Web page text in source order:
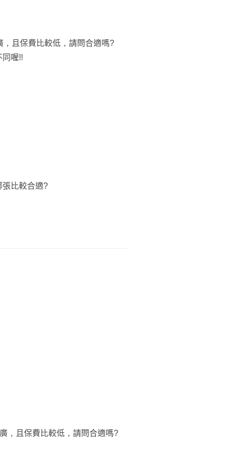
且保費比較低，請問合適嗎?
喔!!
張比較合適?
謝您!!
，且保費比較低，請問合適嗎?